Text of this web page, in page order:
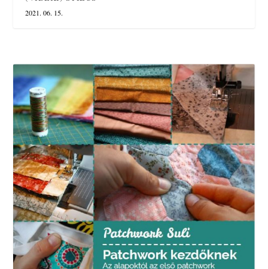
2021. 06. 15.